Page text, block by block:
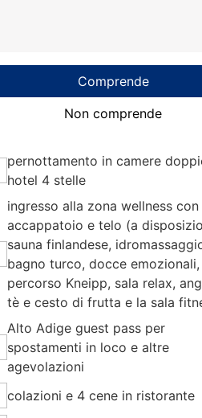
giorno
Comprende
Non comprende
pernottamento in camere
hotel 4 stelle
ingresso alla zona wellness
accappatoio e telo (a
sauna finlandese,
bagno turco, docce emozionali,
percorso Kneipp, sala relax,
tè e cesto di frutta e la sala
Alto Adige guest pass per
spostamenti in loco e altre
agevolazioni
colazioni e 4 cene in ristorante